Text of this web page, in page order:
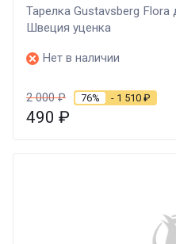
Тарелка Gustavsberg Flora
Швеция уценка
Нет в наличии
2 000₽ 76% - 1 510 ₽
490 ₽